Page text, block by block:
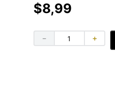
$8,99
＋
－